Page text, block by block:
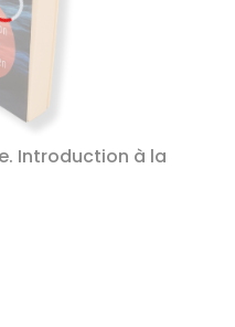
Introduction à la